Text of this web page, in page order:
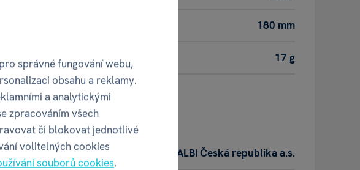
180 mm
balení 17 g
- Výrobce
ALBI Česká republika a.s.
správné fungování webu,
obsahu a reklamy.
a analytickými
zpracováním všech
či blokovat jednotlivé
volitelných cookies
souborů cookies.